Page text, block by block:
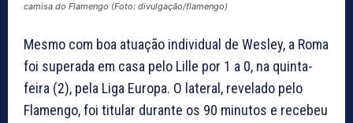
camisa do Flamengo (Foto: divulgação/flamengo)
Mesmo com boa atuação individual de Wesley, a Roma
foi superada em casa pelo Lille por 1 a 0, na quinta-
feira (2), pela Liga Europa. O lateral, revelado pelo
Flamengo, foi titular durante os 90 minutos e recebeu